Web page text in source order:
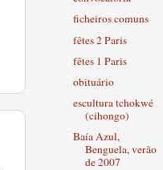
ficheiros comuns
fêtes 2 Paris
fêtes 1 Paris
obituário
escultura tchokwé
(cihongo)
Baía Azul,
Benguela, verão
de 2007